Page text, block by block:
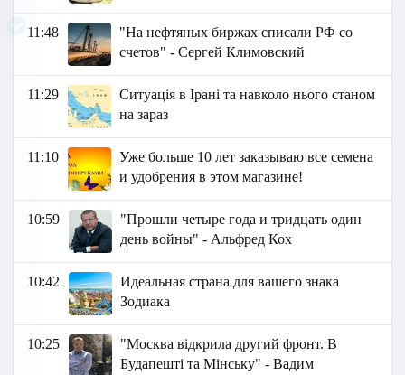
11:48
"На нефтяных биржах списали РФ со
счетов" - Сергей Климовский
11:29
Ситуація в Ірані та навколо нього станом
на зараз
11:10
Уже больше 10 лет заказываю все семена
и удобрения в этом магазине!
10:59
"Прошли четыре года и тридцать один
день войны" - Альфред Кох
10:42
Идеальная страна для вашего знака
Зодиака
10:25
"Москва відкрила другий фронт. В
Будапешті та Мінську" - Вадим